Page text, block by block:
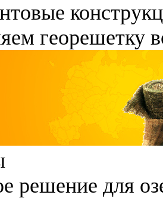
георешетку
решение для